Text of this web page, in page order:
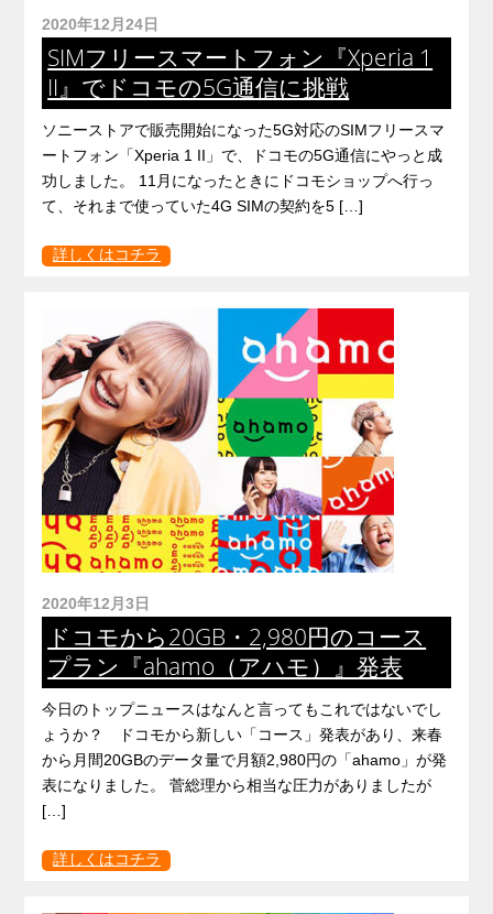
2020年12月24日
SIMフリースマートフォン『Xperia 1
II』でドコモの5G通信に挑戦
ソニーストアで販売開始になった5G対応のSIMフリースマ
ートフォン「Xperia 1 II」で、ドコモの5G通信にやっと成
功しました。 11月になったときにドコモショップへ行っ
て、それまで使っていた4G SIMの契約を5 […]
詳しくはコチラ
2020年12月3日
ドコモから20GB・2,980円のコース
プラン『ahamo（アハモ）』発表
今日のトップニュースはなんと言ってもこれではないでし
ょうか？ ドコモから新しい「コース」発表があり、来春
から月間20GBのデータ量で月額2,980円の「ahamo」が発
表になりました。 菅総理から相当な圧力がありましたが
[…]
詳しくはコチラ